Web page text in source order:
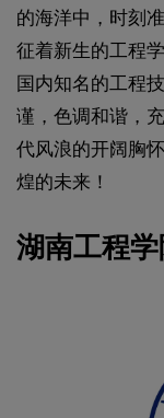
的海洋中，时刻
征着新生的工程
国内知名的工程
谨，色调和谐，
代风浪的开阔胸
煌的未来！
湖南工程学